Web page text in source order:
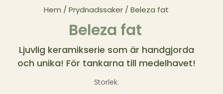
Hem /Prydnadssaker / Beleza fat
Beleza fat
Ljuvlig keramikserie som är handgjorda
och unika! För tankarna till medelhavet!
Storlek: